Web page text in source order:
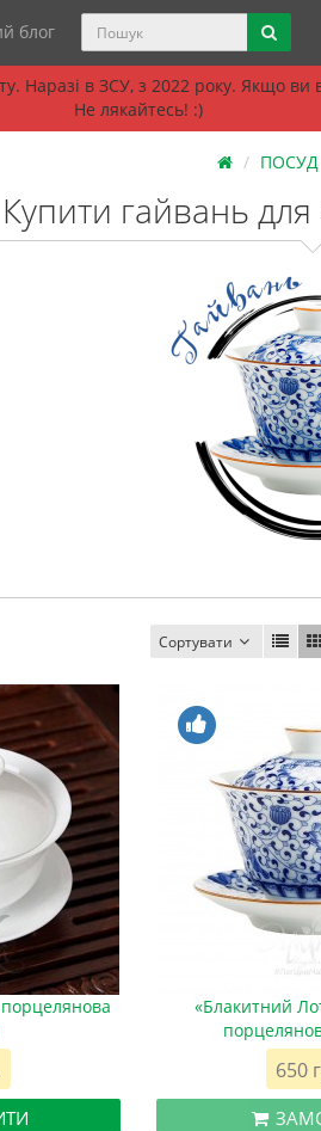
Наразі в ЗСУ, з 2022 року. Якщо
Не лякайтесь! :)
блог
ПОСУД
Купити гайвань для
Сортувати
«Блакитний
650